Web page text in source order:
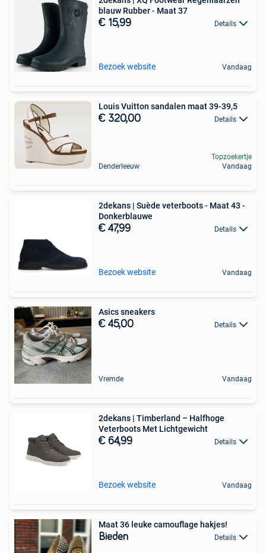
blauw Rubber - Maat 37
€ 15,99 Details
Bezoek website Vandaag
Louis Vuitton sandalen maat 39-39,5
€ 320,00 Details
Denderleeuw
Topzoekertje
Vandaag
2dekans | Suède veterboots - Maat 43 -
Donkerblauwe
€ 47,99 Details
Bezoek website Vandaag
Asics sneakers
€ 45,00 Details
Vremde Vandaag
2dekans | Timberland – Halfhoge
Veterboots Met Lichtgewicht
€ 64,99 Details
Bezoek website Vandaag
Maat 36 leuke camouflage hakjes!
Bieden Details